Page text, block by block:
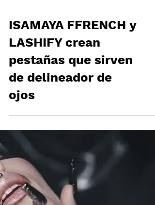
ISAMAYA FFRENCH y
LASHIFY crean
pestañas que sirven
de delineador de
ojos